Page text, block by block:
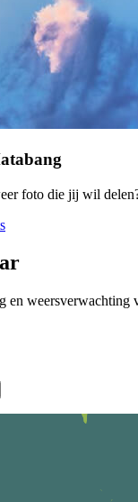
foto die jij wil
en weersverwachting